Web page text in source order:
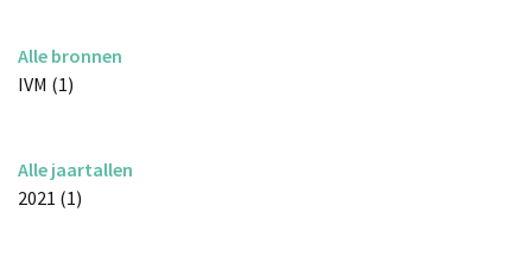
Alle bronnen
IVM (1)
Alle jaartallen
2021 (1)